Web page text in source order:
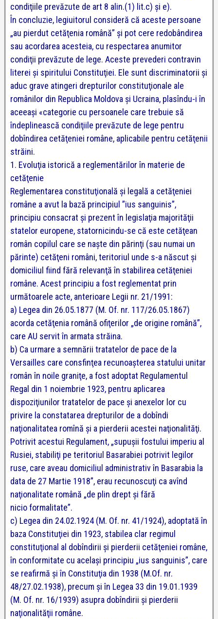
condiţiile prevăzute de art 8 alin.(1) lit.c) şi e).
În concluzie, legiuitorul consideră că aceste persoane
„au pierdut cetăţenia română” şi pot cere redobândirea
sau acordarea acesteia, cu respectarea anumitor
condiţii prevăzute de lege. Aceste prevederi contravin
literei şi spiritului Constituţiei. Ele sunt discriminatorii şi
aduc grave atingeri drepturilor constituţionale ale
românilor din Republica Moldova şi Ucraina, plasîndu-i în
aceeaşi «categorie cu persoanele care trebuie să
îndeplinească condiţiile prevăzute de lege pentru
dobîndirea cetăţeniei române, aplicabile pentru cetăţenii
străini.
1. Evoluţia istorică a reglementărilor în materie de
cetăţenie
Reglementarea constituţională şi legală a cetăţeniei
române a avut la bază principiul ”ius sanguinis”,
principiu consacrat şi prezent în legislaţia majorităţii
statelor europene, statornicindu-se că este cetăţean
român copilul care se naşte din păгinţi (sau numai un
părinte) cetăţeni români, teritoriul unde s-a născut şi
domiciliul fiind fără relevanţă în stabilirea cetăţeniei
române. Acest principiu a fost reglementat prin
următoarele acte, anterioare Legii nr. 21/1991:
a) Legea din 26.05.1877 (M. Of. nr. 117/26.05.1867)
acorda cetăţenia română ofiţerilor „de origine română”,
care AU servit în armata străina.
b) Ca urmare a semnării tratatelor de pace de la
Versailles care consfinţea recunoaşterea statului unitar
român în noile graniţe, a fost adoptat Regulamentul
Regal din 1 noiembrie 1923, pentru aplicarea
dispoziţiunilor tratatelor de pace şi anexelor lor cu
privire la constatarea drepturilor de a dobîndi
naţionalitatea romînă şi a pierderii acestei naţionalităţi.
Potrivit acestui Regulament, „supuşii fostului imperiu al
Rusiei, stabiliţi pe teritoriul Basarabiei potrivit legilor
ruse, care aveau domiciliul administrativ în Basarabia la
data de 27 Martie 1918”, erau recunoscuţi ca avînd
naţionalitate română „de plin drept şi fără
nicioformalitate”.
c) Legea din 24.02.1924 (M. Of. nr. 41/1924), adoptată în
baza Constituţiei din 1923, stabilea clar regimul
constituţional al dobîndirii şi pierderii cetăţeniei române,
în conformitate cu acelaşi principiu „ius sanguinis”, care
se reafirmă şi în Constituţia din 1938 (M.Of. nr.
48/27.02.1938), precum şi în Legea 33 din 19.01.1939
(M. Of. nr. 16/1939) asupra dobîndirii şi pierderii
naţionalităţii române.